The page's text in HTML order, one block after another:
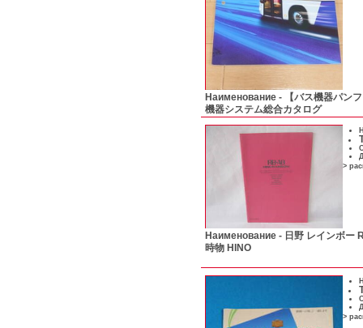
Наименование -
【バス機器パン
機器システム総合カタログ
>
Наименование - 日野 レインボー
時物 HINO
>